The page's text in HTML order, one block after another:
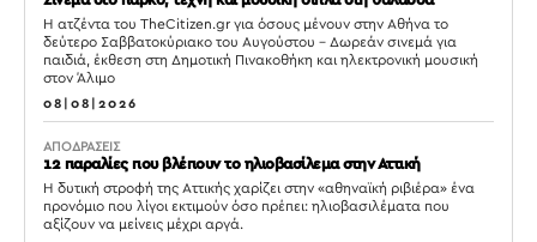
Η ατζέντα του TheCitizen.gr για όσους μένουν στην Αθήνα το
δεύτερο Σαββατοκύριακο του Αυγούστου – Δωρεάν σινεμά για
παιδιά, έκθεση στη Δημοτική Πινακοθήκη και ηλεκτρονική μουσική
στον Άλιμο
08|08|2026
ΑΠΟΔΡΑΣΕΙΣ
12 παραλίες που βλέπουν το ηλιοβασίλεμα στην Αττική
Η δυτική στροφή της Αττικής χαρίζει στην «αθηναϊκή ριβιέρα» ένα
προνόμιο που λίγοι εκτιμούν όσο πρέπει: ηλιοβασιλέματα που
αξίζουν να μείνεις μέχρι αργά.